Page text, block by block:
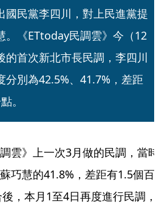
國民黨李四川，對上民進黨提
。《ETtoday民調雲》今（12
的首次新北市長民調，李四川
分別為42.5%、41.7%，差距
。
雲》上一次3月做的民調，當時
巧慧的41.8%，差距有1.5個百
，本月1至4日再度進行民調，